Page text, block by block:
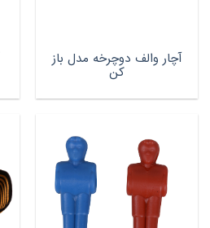
آچار والف دوچرخه مدل باز
کن